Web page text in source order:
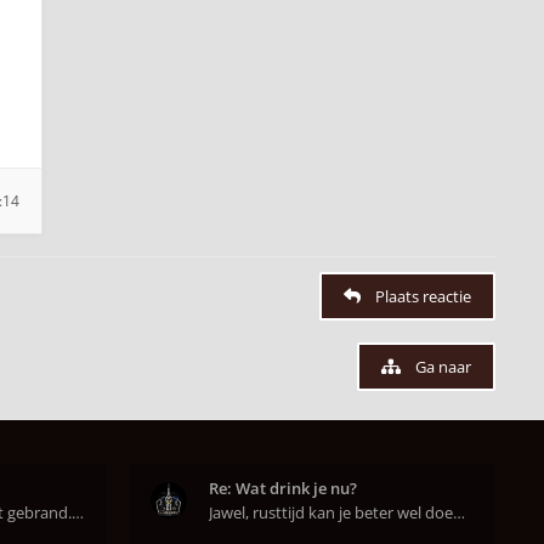
Plaats reactie
Ga naar
Super dat je zo goed hebt gebrand. Gefeliciteerd!
Re: Wat drink je nu?
Jawel, rusttijd kan je beter wel doen anders smaa